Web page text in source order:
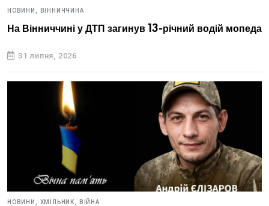
НОВИНИ, ВІННИЧЧИНА
На Вінниччині у ДТП загинув 13-річний водій мопеда
31 липня, 2026
НОВИНИ, ХМІЛЬНИК, ВІЙНА